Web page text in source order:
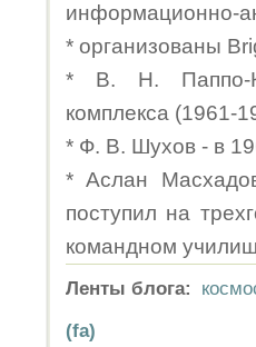
информационно-
* организованы
* В. Н. Паппо-
комплекса (1961-
* Ф. В. Шухов - в
* Аслан
поступил на
командном
Ленты блога:
(fa)